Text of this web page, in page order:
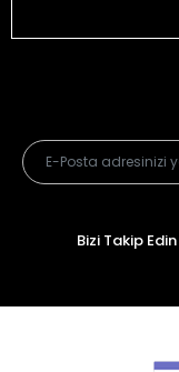
Bizi Takip Edin